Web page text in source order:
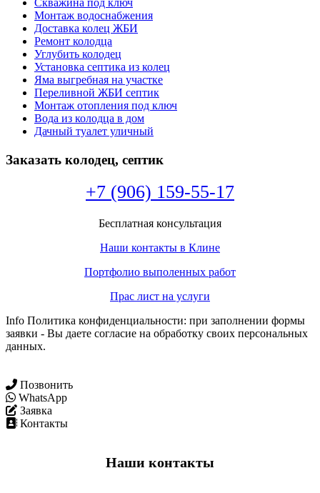
Скважина под ключ
Монтаж водоснабжения
Доставка колец ЖБИ
Ремонт колодца
Углубить колодец
Установка септика из колец
Яма выгребная на участке
Переливной ЖБИ септик
Монтаж отопления под ключ
Вода из колодца в дом
Дачный туалет уличный
Заказать колодец, септик
+7 (906) 159-55-17
Бесплатная консультация
Наши контакты в Клине
Портфолио выполенных работ
Прас лист на услуги
Info Политика конфиденциальности: при заполнении формы
заявки - Вы даете согласие на обработку своих персональных
данных.
Позвонить
WhatsApp
Заявка
Контакты
Наши контакты